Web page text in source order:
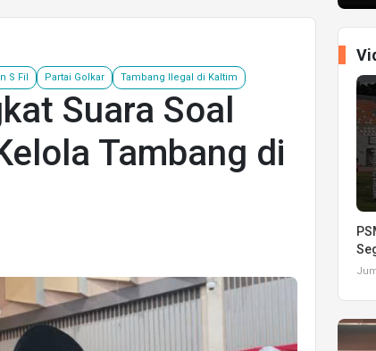
S Fil Partai Golkar Tambang Ilegal di Kaltim
Suara Soal
Tambang di